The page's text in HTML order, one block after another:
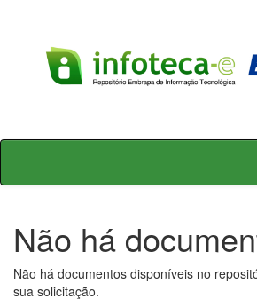
Skip
Não há
Não há documentos disponíveis no
sua solicitação.